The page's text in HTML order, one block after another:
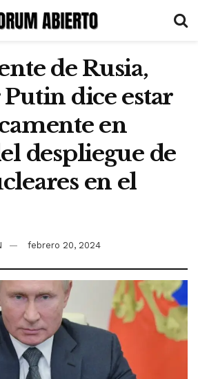
de Rusia,
dice estar
en
despliegue de
en el
febrero 20, 2024